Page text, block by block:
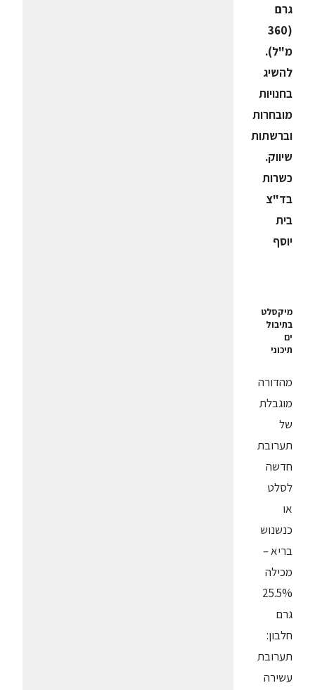
גרם
(360
מ"ל).
להשיג
בחנויות
מובחרות
וברשתות
שיווק.
כשרות
בד"צ
בית
יוסף
מיקסלט
בתיבול
ים
תיכוני
מהדורה
מוגבלת
של
תערובת
חדשה
לסלט
או
כנשנוש
בריא –
מכילה
25.5%
גרם
חלבון:
תערובת
עשירה